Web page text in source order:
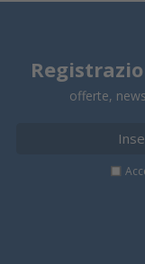
offerte,